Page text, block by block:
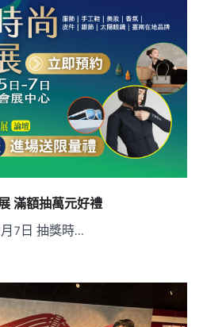
滿額抽萬元好禮
7日 抽獎時…